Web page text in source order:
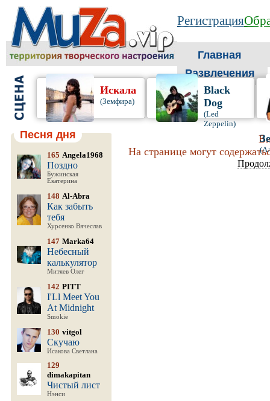
Регистрация
Главная
Развлечения
Искала
(Земфира)
Black
Dog
(Led
Zeppelin)
Песня дня
165 Angela1968
Поздно
Бужинская
Екатерина
148 Al-Abra
Как забыть
тебя
Хурсенко Вячеслав
147 Marka64
Небесный
калькулятор
Митяев Олег
142 PITT
I'Ll Meet You
At Midnight
Smokie
130 vitgol
Скучаю
Исакова Светлана
129
dimakapitan
Чистый лист
Нэнси
На странице могут